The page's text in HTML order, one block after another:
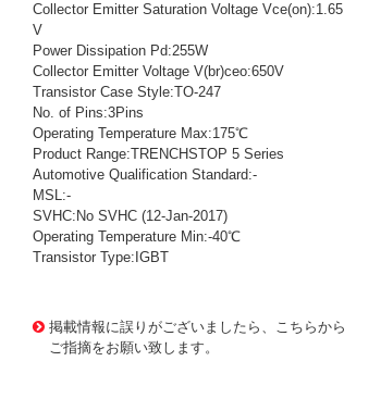
Collector Emitter Saturation Voltage Vce(on):1.65
V
Power Dissipation Pd:255W
Collector Emitter Voltage V(br)ceo:650V
Transistor Case Style:TO-247
No. of Pins:3Pins
Operating Temperature Max:175℃
Product Range:TRENCHSTOP 5 Series
Automotive Qualification Standard:-
MSL:-
SVHC:No SVHC (12-Jan-2017)
Operating Temperature Min:-40℃
Transistor Type:IGBT
掲載情報に誤りがございましたら、こちらから
ご指摘をお願い致します。